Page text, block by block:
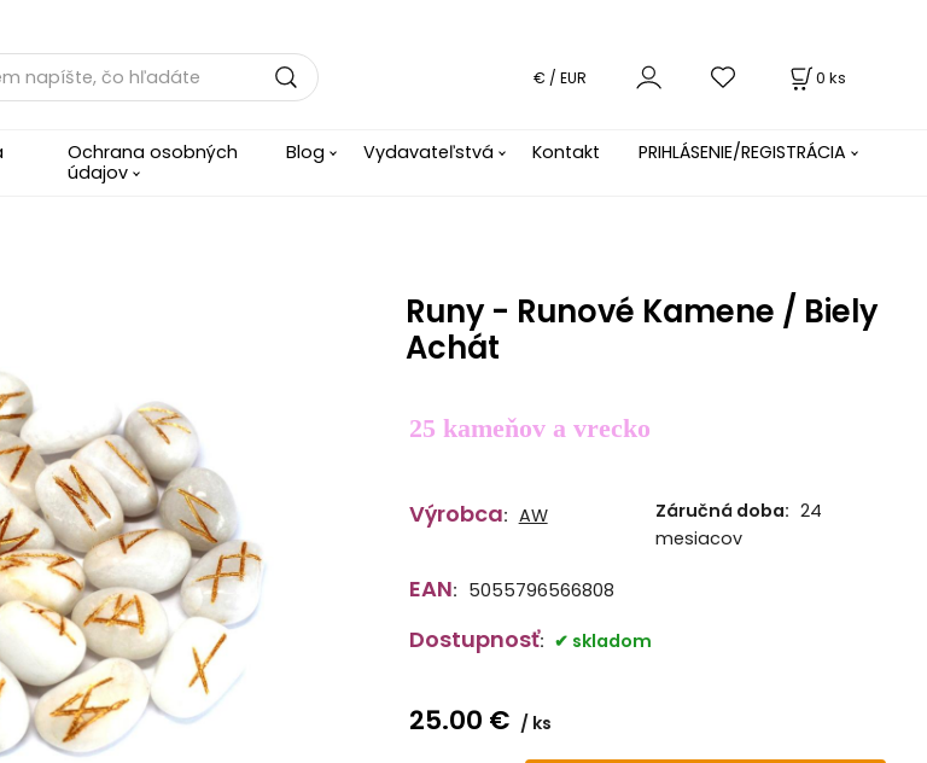
0 ks
€ / EUR
Ochrana osobných
údajov
Blog Vydavateľstvá Kontakt PRIHLÁSENIE/REGISTRÁCIA
Runy - Runové Kamene / Biely
Achát
25 kameňov a vrecko
Výrobca: AW Záručná doba: 24
mesiacov
EAN: 5055796566808
Dostupnosť: skladom
25.00 € ks